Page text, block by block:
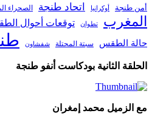
أمن طنجة أوكرانيا اتحاد طنجة الصحراء
المغرب تطوان توقعات أحوال
حالة الطقس سبتة المحتلة شفشاون
الحلقة الثانية بودكاست أنفو طنجة
مع الزميل محمد إمغران